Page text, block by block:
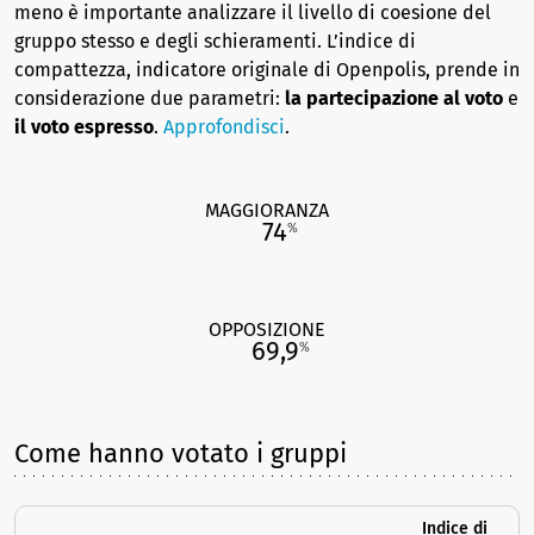
meno è importante analizzare il livello di coesione del
gruppo stesso e degli schieramenti. L’indice di
compattezza, indicatore originale di Openpolis, prende in
considerazione due parametri: la partecipazione al voto e
il voto espresso. Approfondisci.
MAGGIORANZA
74%
OPPOSIZIONE
69,9%
Come hanno votato i gruppi
Indice di